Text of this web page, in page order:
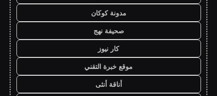
مدونة كوكان
صحيفة نهج
كار نيوز
موقع خبرة التقني
أناقة أنثى